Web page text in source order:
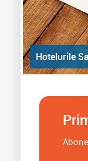
Hotelurile